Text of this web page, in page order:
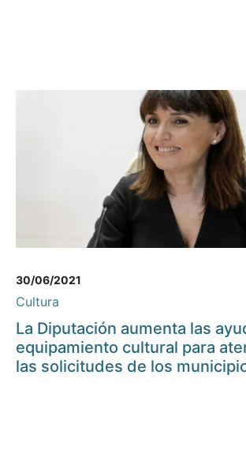
30/06/2021
Cultura
La Diputación aumenta las
equipamiento cultural para
las solicitudes de los